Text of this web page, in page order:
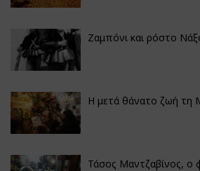
Ζαμπόνι και ρόστο
Η μετά θάνατο ζωή τη
Τάσος Μαντζαβίνος, ο